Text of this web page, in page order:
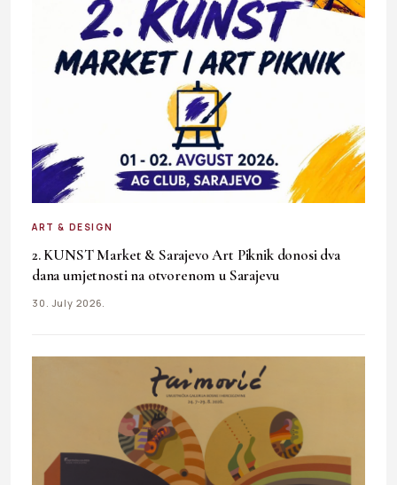
ART & DESIGN
2. KUNST Market & Sarajevo Art Piknik donosi dva
dana umjetnosti na otvorenom u Sarajevu
30. July 2026.